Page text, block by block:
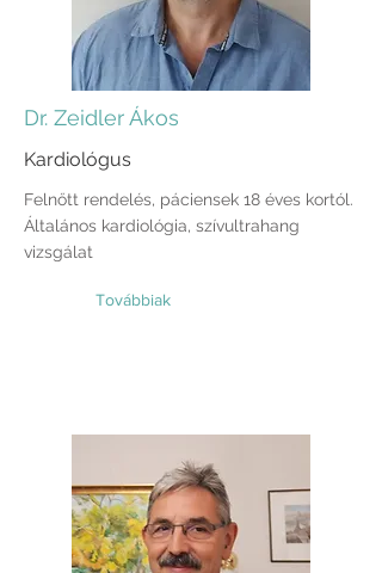
Dr. Zeidler Ákos
Kardiológus
Felnőtt rendelés, páciensek 18 éves kortól.
Általános kardiológia, szívultrahang
vizsgálat
Továbbiak